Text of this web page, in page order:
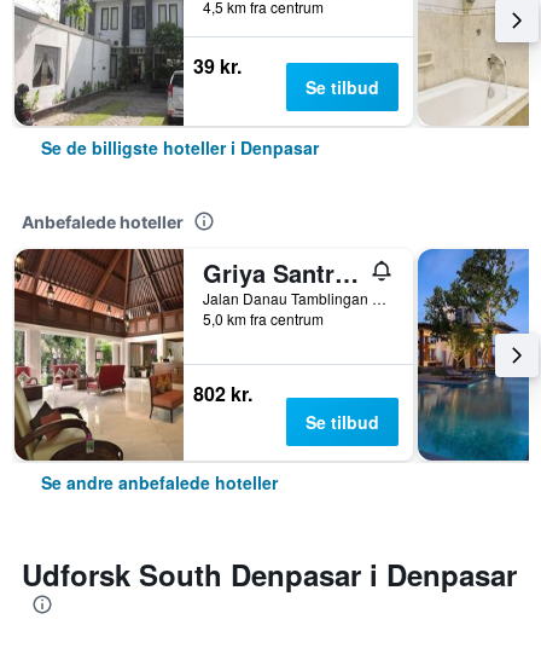
4,5 km fra centrum
39 kr.
Se tilbud
Se de billigste hoteller i Denpasar
Anbefalede hoteller
Griya Santrian
Jalan Danau Tamblingan 47, Denpasar, Indonesien
5,0 km fra centrum
802 kr.
Se tilbud
Se andre anbefalede hoteller
Udforsk South Denpasar i Denpasar